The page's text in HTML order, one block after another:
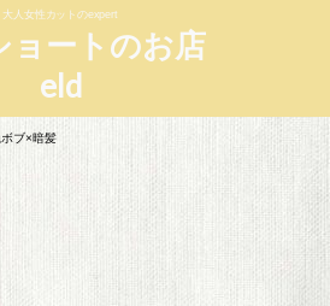
大人女性カットのexpert
ョートのお店
eld
ブ×暗髪